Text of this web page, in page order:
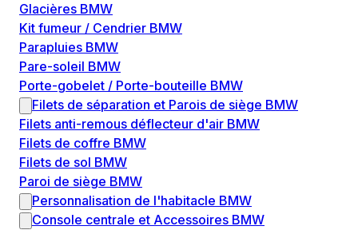
Glacières BMW
Kit fumeur / Cendrier BMW
Parapluies BMW
Pare-soleil BMW
Porte-gobelet / Porte-bouteille BMW
Filets de séparation et Parois de siège BMW
Filets anti-remous déflecteur d'air BMW
Filets de coffre BMW
Filets de sol BMW
Paroi de siège BMW
Personnalisation de l'habitacle BMW
Console centrale et Accessoires BMW